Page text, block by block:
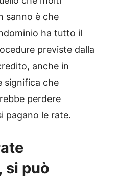
sanno è che
ha tutto il
previste dalla
anche in
significa che
perdere
pagano le rate.
si può